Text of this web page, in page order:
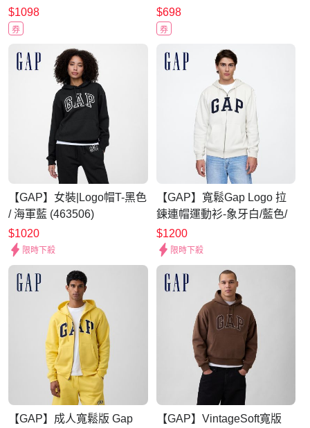
(899461)
$1098
券
衫-淺麻灰(870892)
$698
券
【GAP】女裝|Logo帽T-黑色
/ 海軍藍 (463506)
$1020
限時下殺
【GAP】寬鬆Gap Logo 拉
鍊連帽運動衫-象牙白/藍色/
綠色/冰山綠/紅土色(674144)
$1200
限時下殺
【GAP】成人寬鬆版 Gap
【GAP】VintageSoft寬版